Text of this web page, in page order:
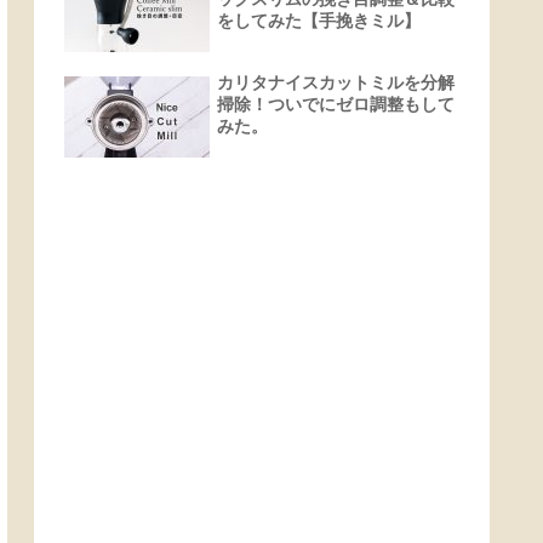
をしてみた【手挽きミル】
カリタナイスカットミルを分解
掃除！ついでにゼロ調整もして
みた。